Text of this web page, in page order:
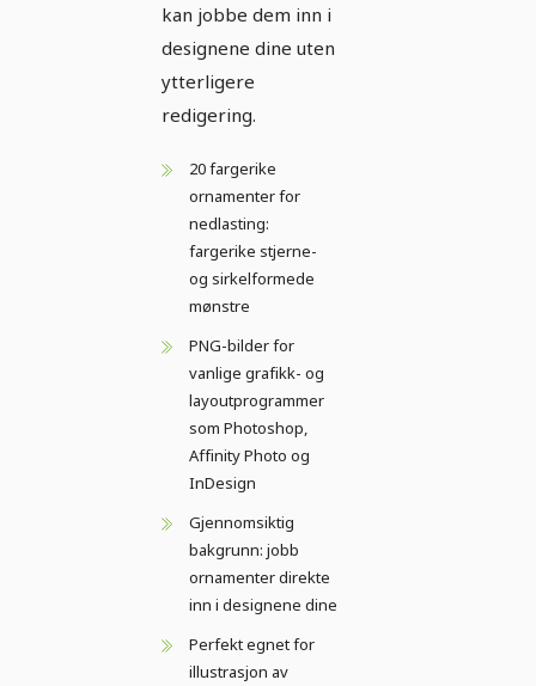
kan jobbe dem inn i
designene dine uten
ytterligere
redigering.
20 fargerike
ornamenter for
nedlasting:
fargerike stjerne-
og sirkelformede
mønstre
PNG-bilder for
vanlige grafikk- og
layoutprogrammer
som Photoshop,
Affinity Photo og
InDesign
Gjennomsiktig
bakgrunn: jobb
ornamenter direkte
inn i designene dine
Perfekt egnet for
illustrasjon av